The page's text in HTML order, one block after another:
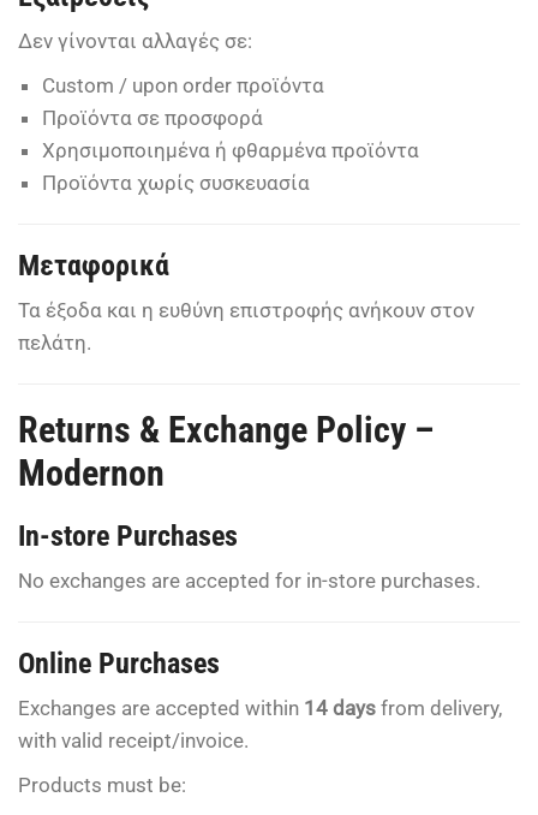
Δεν γίνονται αλλαγές σε:
Custom / upon order προϊόντα
Προϊόντα σε προσφορά
Χρησιμοποιημένα ή φθαρμένα προϊόντα
Προϊόντα χωρίς συσκευασία
Μεταφορικά
Τα έξοδα και η ευθύνη επιστροφής ανήκουν στον
πελάτη.
Returns & Exchange Policy –
Modernon
In-store Purchases
No exchanges are accepted for in-store purchases.
Online Purchases
Exchanges are accepted within 14 days from delivery,
with valid receipt/invoice.
Products must be: